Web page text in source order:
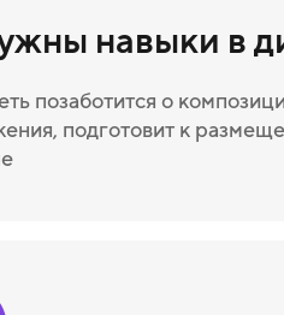
навыки в
позаботится о
подготовит к